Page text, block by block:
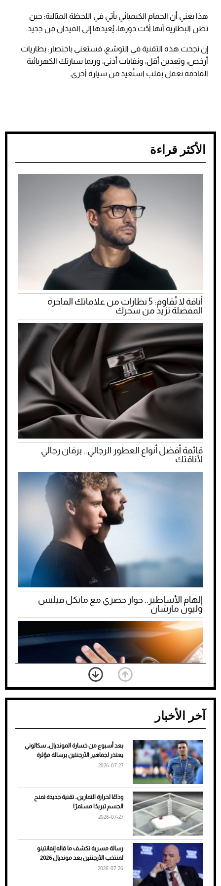
هذا يعني أن الحمام الكيميائي يأتي في اللحظة المثالية: حين
تظن البطارية أنها أدّت دورها، يُعيدها إلى الميدان من جديد.
إن نجحت هذه التقنية في التوسّع، فستعني باختصار: بطاريات
أرخص، وتعدين أقل، ونفايات أدنى، وربما سيارتك الكهربائية
القادمة تعمل بقلب استُعيد من سيارة أخرى.
الأكثر قراءة
أناقة لا تُقاوم: 5 نظارات من علاماتك الفاخرة
المفضلة تزيد من سحرك
قائمة أفضل أنواع العطور الرجالي.. برفان رجالي
لأناقتك
إلهام الأساطير.. حوار حصري مع مايكل فيلبس
وليون مارشان
ضعف تبريد مكيف السيارة عند الوقوف.. أشهر
الأسباب والحلول
آخر الأخبار
بعد أسبوع من خسارة المونديال.. سكالوني
يعتذر لجماهير الأرجنتين برسالة مؤثرة
2026-07-27
وداعًا لحرارة التمارين.. تقنية جديدة تمنح
الجسم تبريدًا مستمرًا
2026-07-27
رسالة مسربة تكشف ما قاله إنفانتينو
لمنتخب الأرجنتين بعد مونديال 2026
2026-07-26